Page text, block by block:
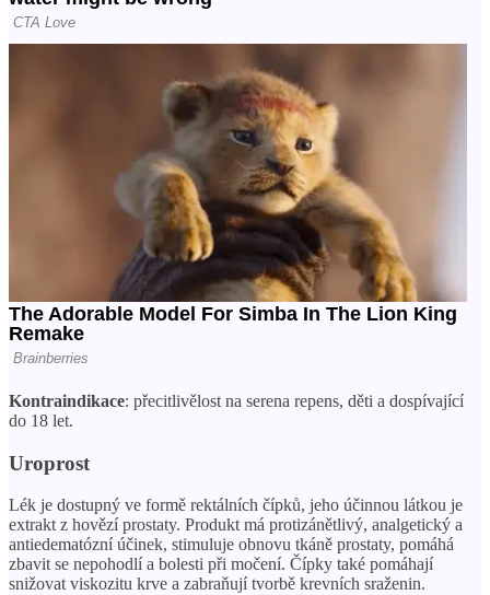
Kontraindikace: přecitlivělost na serena repens, děti a dospívající
do 18 let.
Uroprost
Lék je dostupný ve formě rektálních čípků, jeho účinnou látkou je
extrakt z hovězí prostaty. Produkt má protizánětlivý, analgetický a
antiedematózní účinek, stimuluje obnovu tkáně prostaty, pomáhá
zbavit se nepohodlí a bolesti při močení. Čípky také pomáhají
snižovat viskozitu krve a zabraňují tvorbě krevních sraženin.